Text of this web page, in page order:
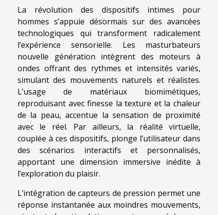
La révolution des dispositifs intimes pour
hommes s’appuie désormais sur des avancées
technologiques qui transforment radicalement
l’expérience sensorielle. Les masturbateurs
nouvelle génération intègrent des moteurs à
ondes offrant des rythmes et intensités variés,
simulant des mouvements naturels et réalistes.
L’usage de matériaux biomimétiques,
reproduisant avec finesse la texture et la chaleur
de la peau, accentue la sensation de proximité
avec le réel. Par ailleurs, la réalité virtuelle,
couplée à ces dispositifs, plonge l’utilisateur dans
des scénarios interactifs et personnalisés,
apportant une dimension immersive inédite à
l’exploration du plaisir.
L’intégration de capteurs de pression permet une
réponse instantanée aux moindres mouvements,